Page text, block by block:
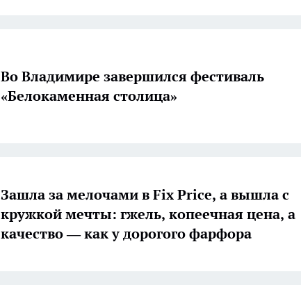
Во Владимире завершился фестиваль
«Белокаменная столица»
Зашла за мелочами в Fix Price, а вышла с
кружкой мечты: гжель, копеечная цена, а
качество — как у дорогого фарфора